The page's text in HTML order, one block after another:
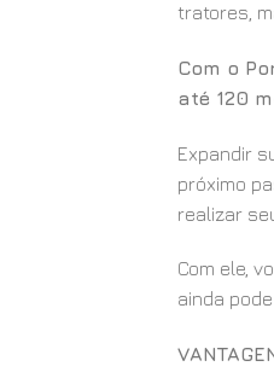
tratores,
Com o
até 120
Expandir
próximo
realizar
Com ele,
ainda